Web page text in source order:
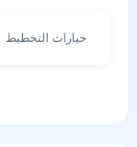
خيارات التخطيط